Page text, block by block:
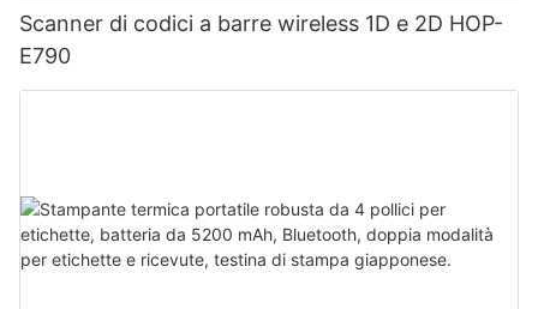
Scanner di codici a barre wireless 1D e 2D HOP-
E790